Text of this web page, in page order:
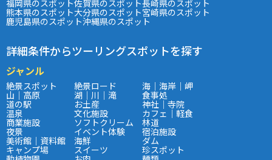
福岡県のスポット佐賀県のスポット長崎県のスポット
熊本県のスポット大分県のスポット宮崎県のスポット
鹿児島県のスポット沖縄県のスポット
詳細条件からツーリングスポットを探す
ジャンル
絶景スポット 絶景ロード 海｜海岸｜岬
山｜高原 湖｜川｜滝 食事処
道の駅 お土産 神社｜寺院
温泉 文化施設 カフェ｜軽食
商業施設 ソフトクリーム 林道
夜景 イベント体験 宿泊施設
美術館｜資料館 海鮮 ダム
キャンプ場 スイーツ 珍スポット